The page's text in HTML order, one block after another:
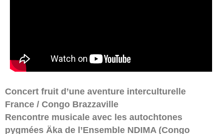
Concert fruit d’une aventure interculturelle
France / Congo Brazzaville
Rencontre musicale avec les autochtones
pygmées Äka de l’Ensemble NDIMA (Congo